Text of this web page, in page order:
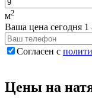
м2
Ваша цена сегодня 1
Согласен с
Цены на